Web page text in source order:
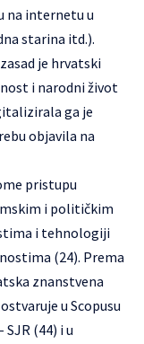
na internetu u
starina itd.).
je hrvatski
i narodni život
ga je
objavila na
pristupu
i političkim
i tehnologiji
(24). Prema
znanstvena
u Scopusu
(44) i u